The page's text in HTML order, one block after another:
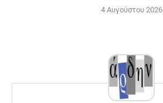
4 Αυγούστου 2026